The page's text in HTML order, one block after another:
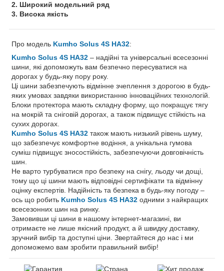
2. Широкий модельний ряд
3. Висока якість
Про модель Kumho Solus 4S HA32:
Kumho Solus 4S HA32 – надійні та універсальні всесезонні
шини, які допоможуть вам безпечно пересуватися на
дорогах у будь-яку пору року.
Ці шини забезпечують відмінне зчеплення з дорогою в будь-
яких умовах завдяки використанню інноваційних технологій.
Блоки протектора мають складну форму, що покращує тягу
на мокрій та сніговій дорогах, а також підвищує стійкість на
сухих дорогах.
Kumho Solus 4S HA32 також мають низький рівень шуму,
що забезпечує комфортне водіння, а унікальна гумова
суміш підвищує зносостійкість, забезпечуючи довговічність
шин.
Не варто турбуватися про безпеку на снігу, льоду чи дощі,
тому що ці шини мають відповідні сертифікати та відмінну
оцінку експертів. Надійність та безпека в будь-яку погоду –
ось що робить Kumho Solus 4S HA32 одними з найкращих
всесезонних шин на ринку.
Замовивши ці шини в нашому інтернет-магазині, ви
отримаєте не лише якісний продукт, а й швидку доставку,
зручний вибір та доступні ціни. Звертайтеся до нас і ми
допоможемо вам зробити правильний вибір!